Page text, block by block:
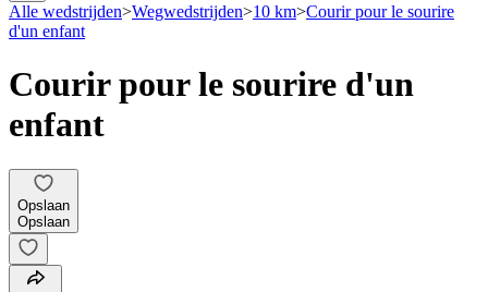
Alle wedstrijden>Wegwedstrijden>10 km>Courir pour le sourire
d'un enfant
Courir pour le sourire d'un
enfant
Opslaan
Opslaan